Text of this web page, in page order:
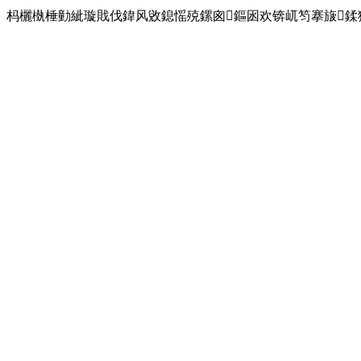
杩欐槸棰勭紪璇戝伐鍏风敓鎴愮殑鏍囪鏂囦欢锛屼笉搴旇鍒